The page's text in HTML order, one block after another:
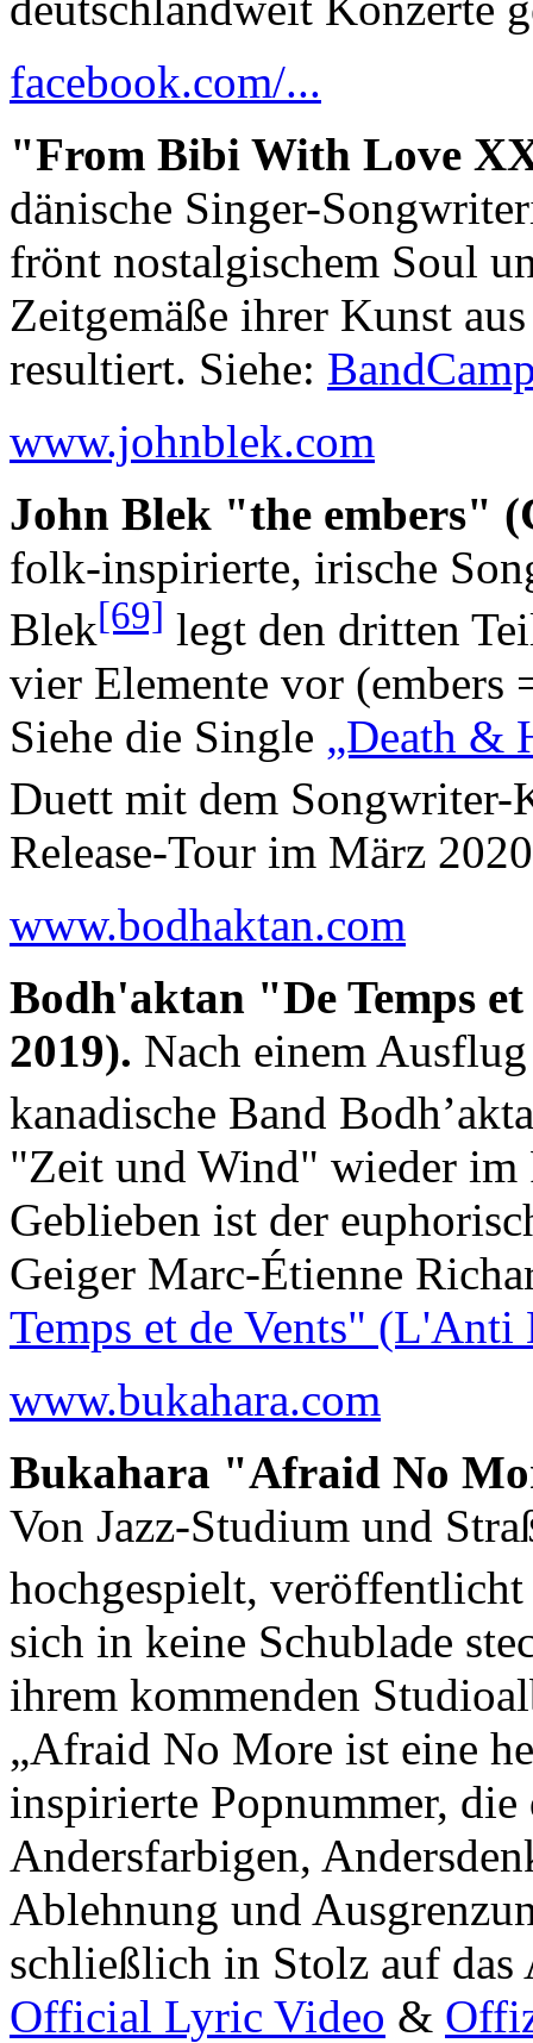
facebook.com/...
"From Bibi With Love
dänische Singer-
frönt nostalgischem Soul
Zeitgemäße ihrer Kunst
resultiert. Siehe:
www.johnblek.com
John Blek "the embers"
folk-inspirierte, irische
Blek[69] legt den dritten
vier Elemente vor (embers
Siehe die Single „Death &
Duett mit dem
Release-Tour im März
www.bodhaktan.com
Bodh'aktan "De Temps
2019). Nach einem
kanadische Band
"Zeit und Wind" wieder im
Geblieben ist der
Geiger Marc-Étienne
Temps et de Vents" (L'Anti
www.bukahara.com
Bukahara "Afraid No
Von Jazz-Studium und
hochgespielt,
sich in keine Schublade
ihrem kommenden
„Afraid No More ist eine
inspirierte Popnummer,
Andersfarbigen,
Ablehnung und
schließlich in Stolz auf das
Official Lyric Video &